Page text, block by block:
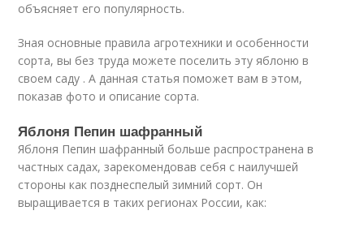
объясняет его популярность.
Зная основные правила агротехники и особенности
сорта, вы без труда можете поселить эту яблоню в
своем саду . А данная статья поможет вам в этом,
показав фото и описание сорта.
Яблоня Пепин шафранный
Яблоня Пепин шафранный больше распространена в
частных садах, зарекомендовав себя с наилучшей
стороны как позднеспелый зимний сорт. Он
выращивается в таких регионах России, как: